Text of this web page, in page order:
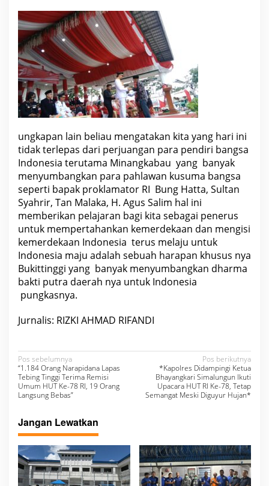
ungkapan lain beliau mengatakan kita yang hari ini
tidak terlepas dari perjuangan para pendiri bangsa
Indonesia terutama Minangkabau yang banyak
menyumbangkan para pahlawan kusuma bangsa
seperti bapak proklamator RI Bung Hatta, Sultan
Syahrir, Tan Malaka, H. Agus Salim hal ini
memberikan pelajaran bagi kita sebagai penerus
untuk mempertahankan kemerdekaan dan mengisi
kemerdekaan Indonesia terus melaju untuk
Indonesia maju adalah sebuah harapan khusus nya
Bukittinggi yang banyak menyumbangkan dharma
bakti putra daerah nya untuk Indonesia
pungkasnya.
Jurnalis: RIZKI AHMAD RIFANDI
N
a
v
i
g
a
s
i
Pos sebelumnya
“1.184 Orang Narapidana Lapas
Tebing Tinggi Terima Remisi
Umum HUT Ke-78 RI, 19 Orang
Langsung Bebas”
Pos berikutnya
*Kapolres Didampingi Ketua
Bhayangkari Simalungun Ikuti
Upacara HUT RI Ke-78, Tetap
Semangat Meski Diguyur Hujan*
Jangan Lewatkan